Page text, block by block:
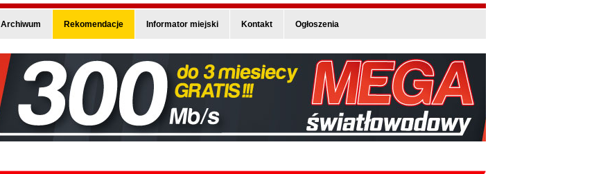
Archiwum Rekomendacje Informator miejski Kontakt Ogłoszenia